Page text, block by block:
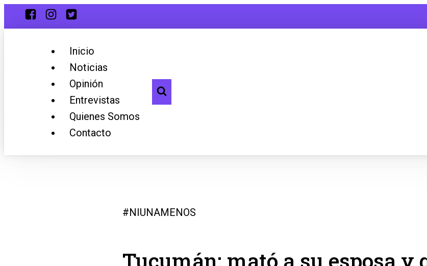
Inicio
Noticias
Opinión
Entrevistas
Quienes Somos
Contacto
#NIUNAMENOS
Tucumán: mató a su esposa y